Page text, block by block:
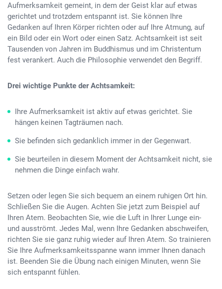
Aufmerksamkeit gemeint, in dem der Geist klar auf etwas
gerichtet und trotzdem entspannt ist. Sie können Ihre
Gedanken auf Ihren Körper richten oder auf Ihre Atmung, auf
ein Bild oder ein Wort oder einen Satz. Achtsamkeit ist seit
Tausenden von Jahren im Buddhismus und im Christentum
fest verankert. Auch die Philosophie verwendet den Begriff.
Drei wichtige Punkte der Achtsamkeit:
Ihre Aufmerksamkeit ist aktiv auf etwas gerichtet. Sie
hängen keinen Tagträumen nach.
Sie befinden sich gedanklich immer in der Gegenwart.
Sie beurteilen in diesem Moment der Achtsamkeit nicht, sie
nehmen die Dinge einfach wahr.
Setzen oder legen Sie sich bequem an einem ruhigen Ort hin.
Schließen Sie die Augen. Achten Sie jetzt zum Beispiel auf
Ihren Atem. Beobachten Sie, wie die Luft in Ihrer Lunge ein-
und ausströmt. Jedes Mal, wenn Ihre Gedanken abschweifen,
richten Sie sie ganz ruhig wieder auf Ihren Atem. So trainieren
Sie Ihre Aufmerksamkeitsspanne wann immer Ihnen danach
ist. Beenden Sie die Übung nach einigen Minuten, wenn Sie
sich entspannt fühlen.